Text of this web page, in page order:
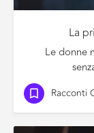
La
Le donne
Racconti